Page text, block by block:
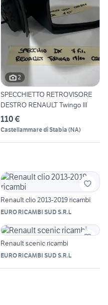
2
SPECCHIETTO RETROVISORE
DESTRO RENAULT Twingo III
110 €
Castellammare di Stabia (NA)
Renault clio 2013-2019 ricambi
EURO RICAMBI SUD S.R.L
Renault scenic ricambi
EURO RICAMBI SUD S.R.L